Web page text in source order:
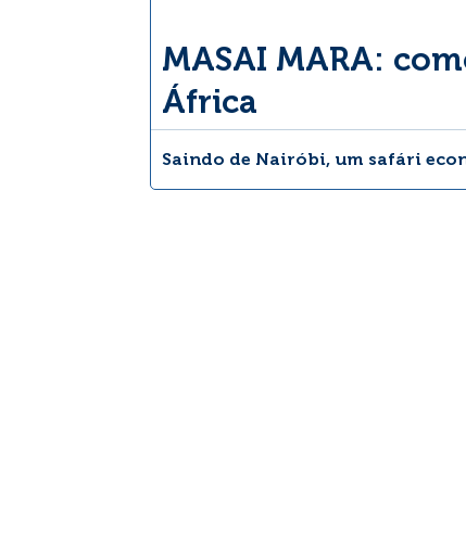
MASAI MARA:
África
Saindo de Nairóbi, um safári